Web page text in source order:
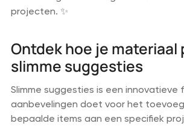
projecten. ✨
Ontdek hoe je materiaal
slimme suggesties
Slimme suggesties is een innovatieve
aanbevelingen doet voor het
bepaalde items aan een specifiek